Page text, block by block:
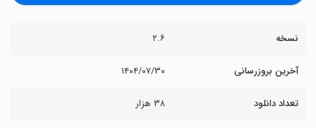
نسخه ۲.۶
آخرین بروزرسانی ۱۴۰۴/۰۷/۳۰
تعداد دانلود ۳۸ هزار